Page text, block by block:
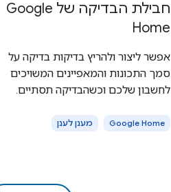
חבילת הבדיקה של Google
Home
אפשר ליצור ולהריץ בדיקות בדיקה על
סמך התכונות והמאפיינים המשויכים
לחשבון שלכם וכשהבדיקה תסתיים.
Google Home מענן לענן